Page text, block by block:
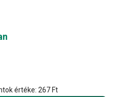
értéke: 267 Ft